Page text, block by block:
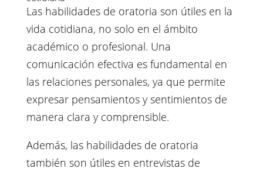
Las habilidades de oratoria son útiles en la
vida cotidiana, no solo en el ámbito
académico o profesional. Una
comunicación efectiva es fundamental en
las relaciones personales, ya que permite
expresar pensamientos y sentimientos de
manera clara y comprensible.
Además, las habilidades de oratoria
también son útiles en entrevistas de